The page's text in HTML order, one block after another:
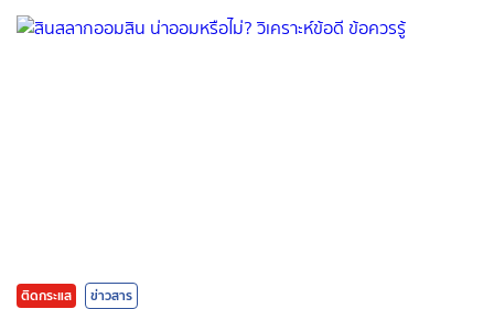
ติดกระแส ข่าวสาร